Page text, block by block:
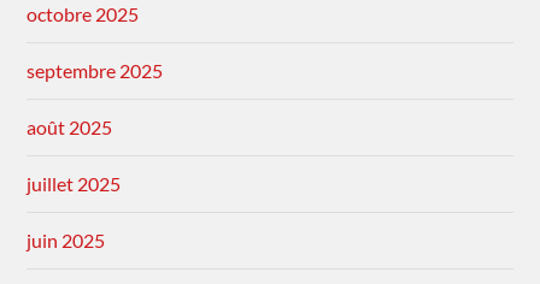
octobre 2025
septembre 2025
août 2025
juillet 2025
juin 2025